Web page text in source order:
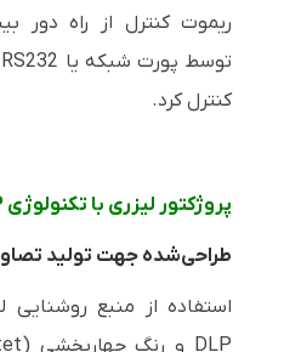
ریموت کنترل از راه دور
توسط پورت شبکه یا RS232
کنترل کرد.
پروژکتور لیزری با تکنولوژی
طراحی‌شده جهت تولید
استفاده از منبع روشنایی
DLP و رنگ چهاربخشی (